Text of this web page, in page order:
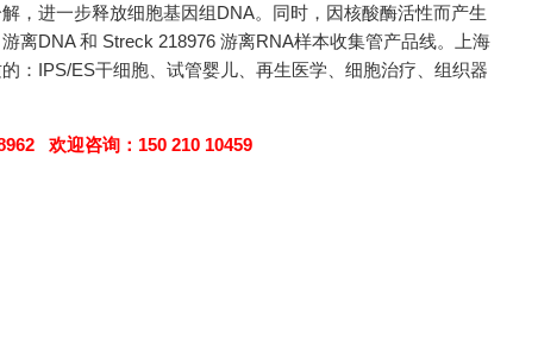
，进一步释放细胞基因组DNA。同时，因核酸酶活性而产生
离DNA 和 Streck 218976 游离RNA样本收集管产品线。上海
：IPS/ES干细胞、试管婴儿、再生医学、细胞治疗、组织器
欢迎咨询：150 210 10459